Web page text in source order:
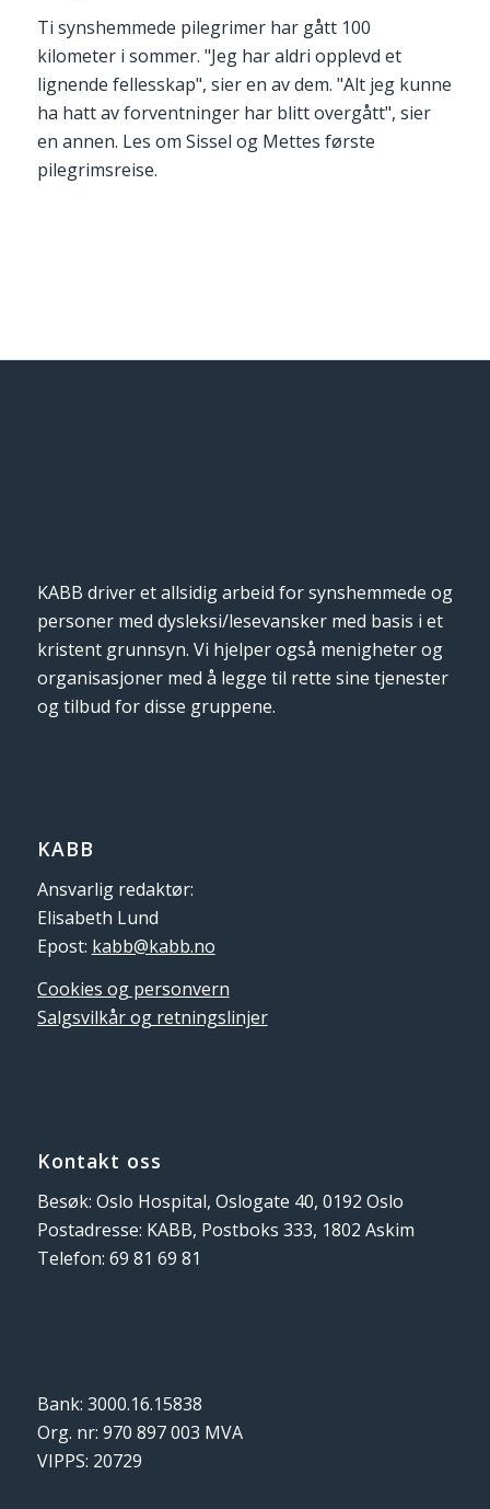
Ti synshemmede pilegrimer har gått 100
kilometer i sommer. "Jeg har aldri opplevd et
lignende fellesskap", sier en av dem. "Alt jeg kunne
ha hatt av forventninger har blitt overgått", sier
en annen. Les om Sissel og Mettes første
pilegrimsreise.
KABB driver et allsidig arbeid for synshemmede og
personer med dysleksi/lesevansker med basis i et
kristent grunnsyn. Vi hjelper også menigheter og
organisasjoner med å legge til rette sine tjenester
og tilbud for disse gruppene.
KABB
Ansvarlig redaktør:
Elisabeth Lund
Epost: kabb@kabb.no
Cookies og personvern
Salgsvilkår og retningslinjer
Kontakt oss
Besøk: Oslo Hospital, Oslogate 40, 0192 Oslo
Postadresse: KABB, Postboks 333, 1802 Askim
Telefon: 69 81 69 81
Bank: 3000.16.15838
Org. nr: 970 897 003 MVA
VIPPS: 20729